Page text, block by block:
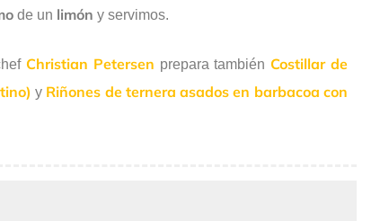
de un limón y servimos.
Christian Petersen prepara tambiénCostillar de
y Riñones de ternera asados en barbacoa con